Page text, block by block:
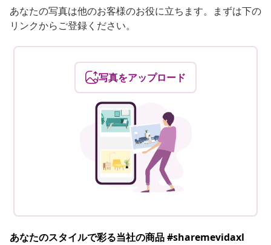
あなたの写真は他のお客様のお役に立ちます。まずは下の
リンクからご登録ください。
写真をアップロード
あなたのスタイルで彩る当社の商品 #sharemevidaxl